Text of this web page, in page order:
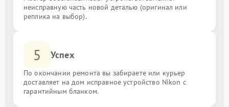
неисправную часть новой деталью (оригинал или
реплика на выбор).
5 Успех
По окончании ремонта вы забираете или курьер
доставляет на дом исправное устройство Nikon с
гарантийным бланком.